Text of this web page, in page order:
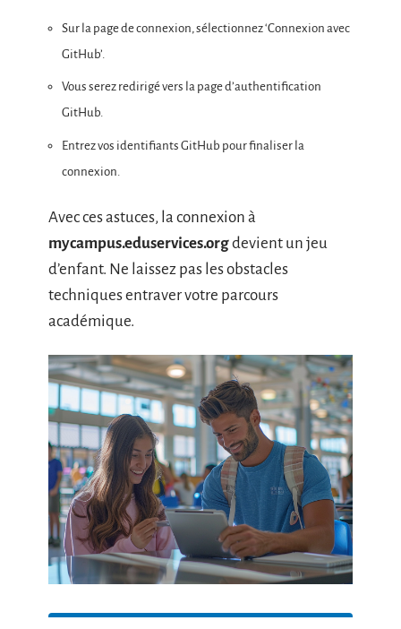
Sur la page de connexion, sélectionnez ‘Connexion avec
GitHub’.
Vous serez redirigé vers la page d’authentification
GitHub.
Entrez vos identifiants GitHub pour finaliser la
connexion.
Avec ces astuces, la connexion à
mycampus.eduservices.orgdevient un jeu
d’enfant. Ne laissez pas les obstacles
techniques entraver votre parcours
académique.